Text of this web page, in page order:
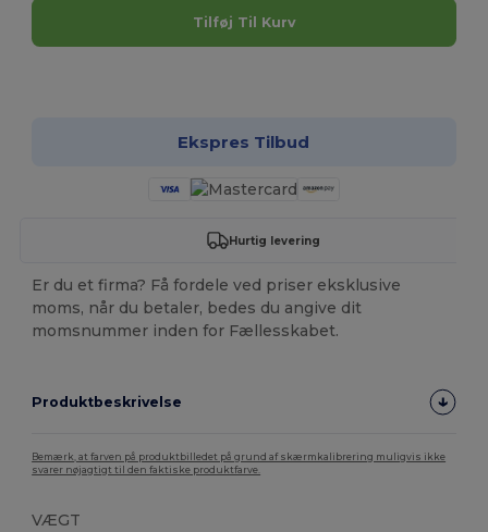
Tilføj Til Kurv
Ekspres Tilbud
Hurtig levering
Er du et firma? Få fordele ved priser eksklusive
moms, når du betaler, bedes du angive dit
momsnummer inden for Fællesskabet.
Produktbeskrivelse
Bemærk, at farven på produktbilledet på grund af skærmkalibrering muligvis ikke
svarer nøjagtigt til den faktiske produktfarve.
VÆGT